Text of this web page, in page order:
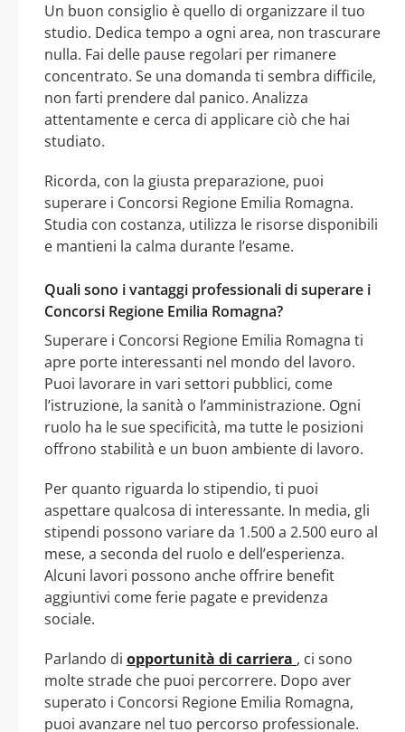
Un buon consiglio è quello di organizzare il tuo
studio. Dedica tempo a ogni area, non trascurare
nulla. Fai delle pause regolari per rimanere
concentrato. Se una domanda ti sembra difficile,
non farti prendere dal panico. Analizza
attentamente e cerca di applicare ciò che hai
studiato.
Ricorda, con la giusta preparazione, puoi
superare i Concorsi Regione Emilia Romagna.
Studia con costanza, utilizza le risorse disponibili
e mantieni la calma durante l’esame.
Quali sono i vantaggi professionali di superare i
Concorsi Regione Emilia Romagna?
Superare i Concorsi Regione Emilia Romagna ti
apre porte interessanti nel mondo del lavoro.
Puoi lavorare in vari settori pubblici, come
l’istruzione, la sanità o l’amministrazione. Ogni
ruolo ha le sue specificità, ma tutte le posizioni
offrono stabilità e un buon ambiente di lavoro.
Per quanto riguarda lo stipendio, ti puoi
aspettare qualcosa di interessante. In media, gli
stipendi possono variare da 1.500 a 2.500 euro al
mese, a seconda del ruolo e dell’esperienza.
Alcuni lavori possono anche offrire benefit
aggiuntivi come ferie pagate e previdenza
sociale.
Parlando di opportunità di carriera , ci sono
molte strade che puoi percorrere. Dopo aver
superato i Concorsi Regione Emilia Romagna,
puoi avanzare nel tuo percorso professionale.